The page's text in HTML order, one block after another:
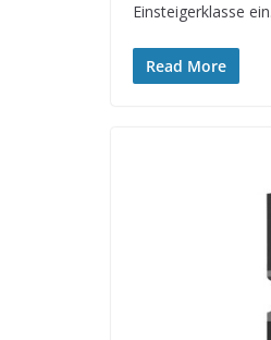
Einsteigerklasse
Read More